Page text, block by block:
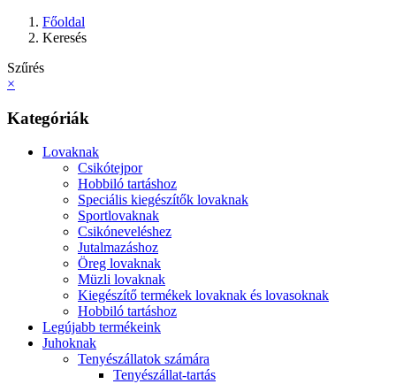
Főoldal
Keresés
Szűrés
×
Kategóriák
Lovaknak
Csikótejpor
Hobbiló tartáshoz
Speciális kiegészítők lovaknak
Sportlovaknak
Csikóneveléshez
Jutalmazáshoz
Öreg lovaknak
Müzli lovaknak
Kiegészítő termékek lovaknak és lovasoknak
Hobbiló tartáshoz
Legújabb termékeink
Juhoknak
Tenyészállatok számára
Tenyészállat-tartás